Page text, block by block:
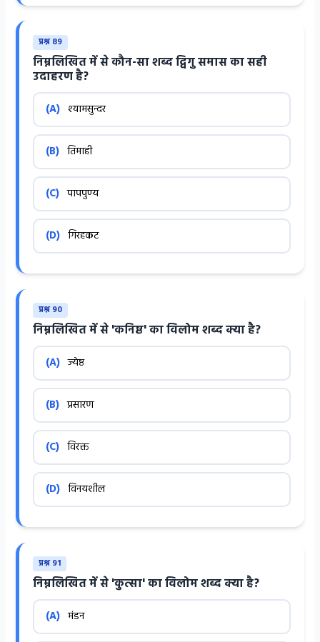
प्रश्न 89
निम्नलिखित में से कौन-सा शब्द द्विगु समास का सही
उदाहरण है?
(A) श्यामसुन्दर
(B) तिमाही
(C) पापपुण्य
(D) गिरहकट
प्रश्न 90
निम्नलिखित में से 'कनिष्ठ' का विलोम शब्द क्या है?
(A) ज्येष्ठ
(B) प्रसारण
(C) विरक्त
(D) विनयशील
प्रश्न 91
निम्नलिखित में से 'कुत्सा' का विलोम शब्द क्या है?
(A) मंडन